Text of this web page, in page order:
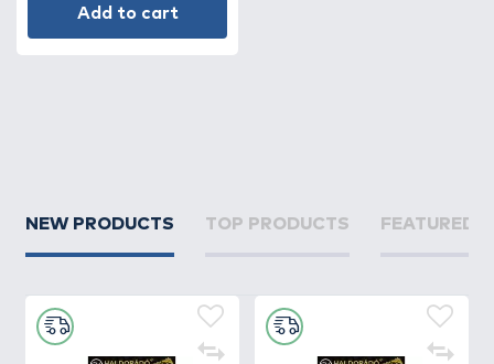
Add to cart
NEW PRODUCTS TOP PRODUCTS FEATURED